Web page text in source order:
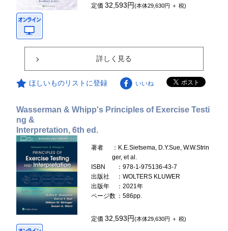
定価32,593円(本体29,630円 ＋ 税)
詳しく見る
ほしいものリストに登録 いいね
Wasserman & Whipp's Principles of Exercise Testi
ng &
Interpretation, 6th ed.
著者
：K.E.Sietsema, D.Y.Sue, W.W.Strin
ger, et al.
ISBN
：978-1-975136-43-7
出版社
：WOLTERS KLUWER
出版年
：2021年
ページ数 ：586pp.
定価32,593円(本体29,630円 ＋ 税)